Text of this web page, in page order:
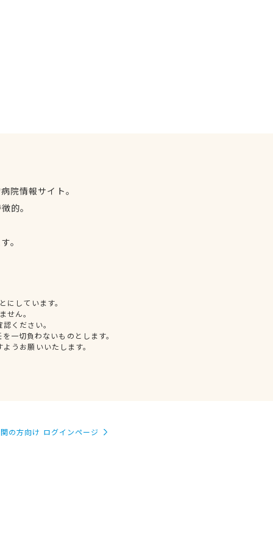
院情報サイト。
的。
。
しています。
せん。
ください。
一切負わないものとします。
うお願いいたします。
の方向け ログインページ